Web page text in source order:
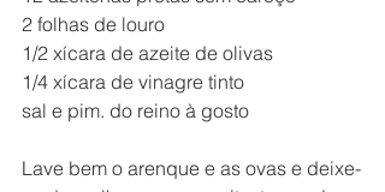
2 folhas de louro
1/2 xícara de azeite de olivas
1/4 xícara de vinagre tinto
sal e pim. do reino à gosto
Lave bem o arenque e as ovas e deixe-